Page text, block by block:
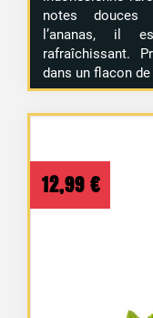
notes douces
l’ananas, il
rafraîchissant.
dans un flacon
12,99 €